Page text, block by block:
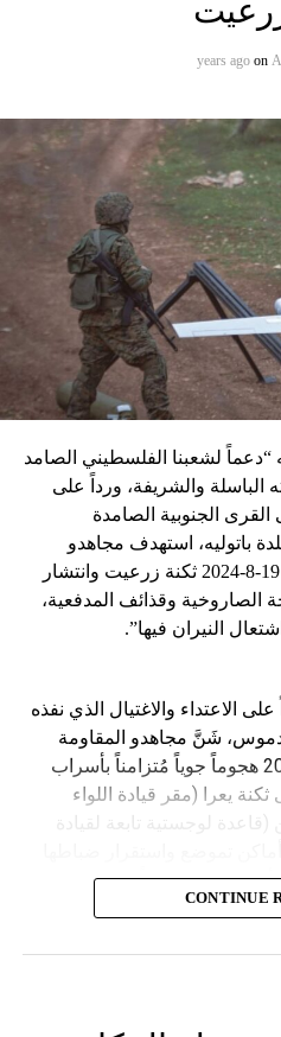
4″، نسبة الى القائد العسكري في “الحزب”
on
“دعماً لشعبنا الفلسطيني الصامد
الباسلة ‌‏‌‏‌والشريفة، ورداً على
القرى الجنوبية الصامدة
باتوليه، استهدف مجاهدو
المقاومة الإسلامية يوم الاثنين 19-8-2024 ثكنة زرعيت وانتشار
الصاروخية وقذائف المدفعية،
النيران فيها”.
الاعتداء والاغتيال الذي نفذه
شَنَّ مجاهدو المقاومة
الإسلامية يوم الاثنين 19-8-2024 هجوماً جوياً مُتزامناً بأسراب
يعرا (مقر قيادة اللواء
جين (قاعدة لوجستية تابعة لقيادة
فيهم عدداً من القتلى
CONTINUE